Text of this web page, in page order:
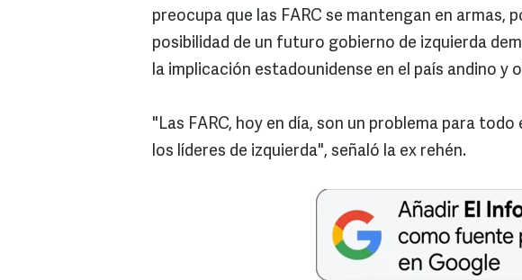
preocupa que las FARC se mantengan en armas,
posibilidad de un futuro gobierno de izquierda
la implicación estadounidense en el país andino y
"Las FARC, hoy en día, son un problema para
los líderes de izquierda", señaló la ex rehén.